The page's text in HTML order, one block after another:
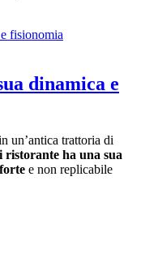
dinamica e
un’antica trattoria di
ristorante ha una sua
e non replicabile